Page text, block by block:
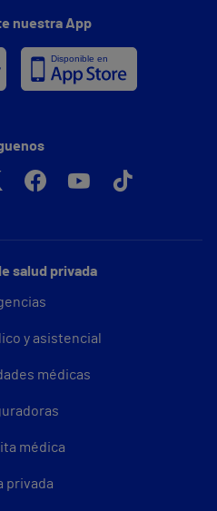
salud privada
y asistencial
médicas
médica
privada
nuestra App